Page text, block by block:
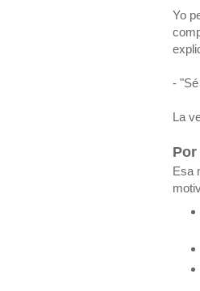
Yo
-
La
Por
Esa